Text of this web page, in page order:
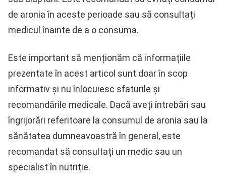
de aronia în aceste perioade sau să consultați
medicul înainte de a o consuma.
Este important să menționăm că informațiile
prezentate în acest articol sunt doar în scop
informativ și nu înlocuiesc sfaturile și
recomandările medicale. Dacă aveți întrebări sau
îngrijorări referitoare la consumul de aronia sau la
sănătatea dumneavoastră în general, este
recomandat să consultați un medic sau un
specialist în nutriție.